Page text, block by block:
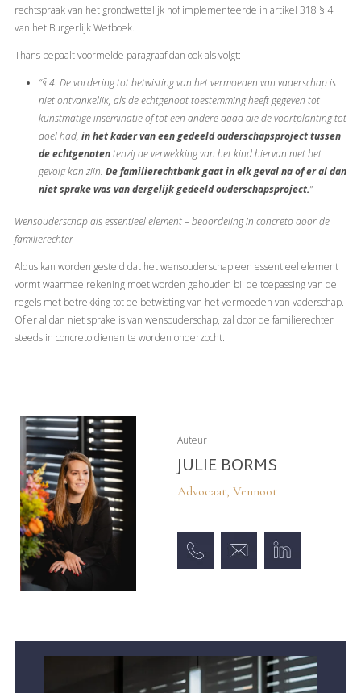
rechtspraak van het grondwettelijk hof implementeerde in artikel 318 § 4
van het Burgerlijk Wetboek.
Thans bepaalt voormelde paragraaf dan ook als volgt:
“§ 4. De vordering tot betwisting van het vermoeden van vaderschap is
niet ontvankelijk, als de echtgenoot toestemming heeft gegeven tot
kunstmatige inseminatie of tot een andere daad die de voortplanting tot
doel had, in het kader van een gedeeld ouderschapsproject tussen
de echtgenotentenzij de verwekking van het kind hiervan niet het
gevolg kan zijn. De familierechtbank gaat in elk geval na of er al dan
niet sprake was van dergelijk gedeeld ouderschapsproject.”
Wensouderschap als essentieel element – beoordeling in concreto door de
familierechter
Aldus kan worden gesteld dat het wensouderschap een essentieel element
vormt waarmee rekening moet worden gehouden bij de toepassing van de
regels met betrekking tot de betwisting van het vermoeden van vaderschap.
Of er al dan niet sprake is van wensouderschap, zal door de familierechter
steeds in concreto dienen te worden onderzocht.
Auteur
JULIE BORMS
Advocaat, Vennoot